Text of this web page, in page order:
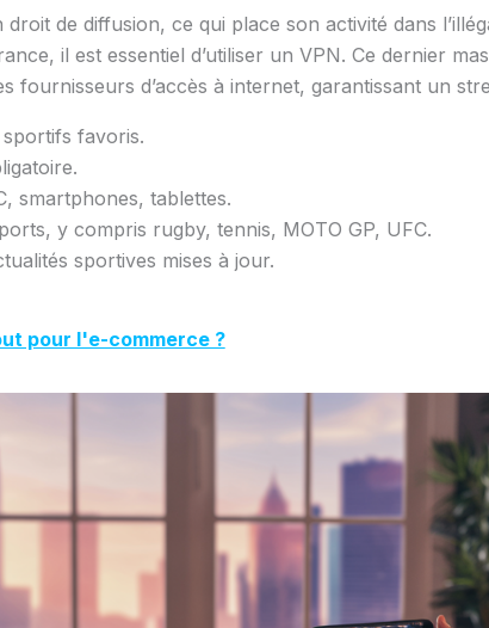
de diffusion, ce qui place son activité dans
il est essentiel d’utiliser un VPN. Ce dernier
fournisseurs d’accès à internet, garantissant un
favoris.
smartphones, tablettes.
y compris rugby, tennis, MOTO GP, UFC.
sportives mises à jour.
pour l'e-commerce ?